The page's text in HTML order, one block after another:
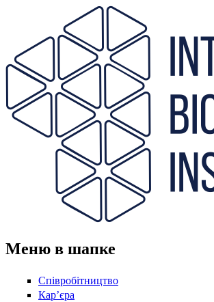
Перейти до основного вмісту
Меню в шапке
Співробітництво
Кар’єра